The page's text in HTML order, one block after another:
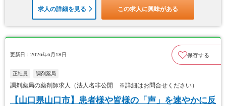
求人の詳細を見る この求人に興味がある
更新日：2026年6月18日 保存する
正社員 調剤薬局
調剤薬局の薬剤師求人（法人名非公開 ※詳細はお問合せください）
【山口県山口市】患者様や皆様の「声」を速やかに反